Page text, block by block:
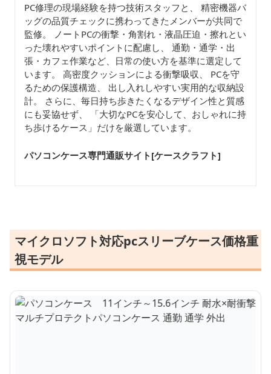
PC修理の現場経験を持つ技術スタッフと、 精密機器バ
ッグの品質チェックに携わってきたメンバーが共同で
監修。 ノートPCの衝撃・角割れ・液晶圧迫・擦れとい
った壊れやすいポイントに配慮し、 通勤・通学・出
張・カフェ作業など、日常の使い方を基準に選定して
います。 高密度クッションによる衝撃吸収、 PCを守
るための保護構造、 出し入れしやすい実用的な収納設
計。 さらに、毎日持ち歩きたくなるデザイン性と質感
にも妥協せず、 「大切なPCを安心して、おしゃれに持
ち歩けるケース」だけを厳選しています。
パソコンケース専門通販サイト[ケースクラフト]
マイクロソフト対応pcスリーブケース価格重
視モデル